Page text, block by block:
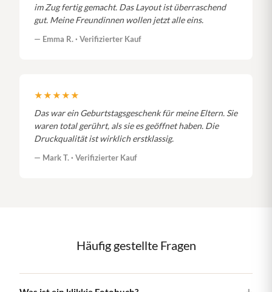
im Zug fertig gemacht. Das Layout ist überraschend
gut. Meine Freundinnen wollen jetzt alle eins.
— Emma R. · Verifizierter Kauf
★★★★★
Das war ein Geburtstagsgeschenk für meine Eltern. Sie
waren total gerührt, als sie es geöffnet haben. Die
Druckqualität ist wirklich erstklassig.
— Mark T. · Verifizierter Kauf
Häufig gestellte Fragen